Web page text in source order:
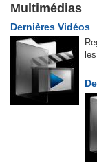
Multimédias
Dernières Vidéos